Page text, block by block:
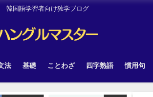
韓国語学習者向け独学ブログ
法 基礎 ことわざ 四字熟語 慣用句